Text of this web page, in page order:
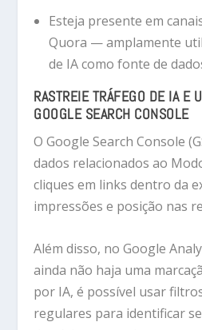
Esteja presente em
Quora — amplamente
de IA como fonte de
RASTREIE TRÁFEGO DE IA E
GOOGLE SEARCH CONSOLE
O Google Search Console
dados relacionados ao
cliques em links dentro da
impressões e posição nas
Além disso, no Google
ainda não haja uma
por IA, é possível usar
regulares para identificar